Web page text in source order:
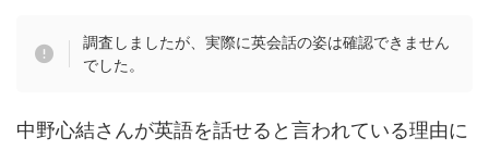
調査しましたが、実際に英会話の姿は確認できません
でした。
中野心結さんが英語を話せると言われている理由に